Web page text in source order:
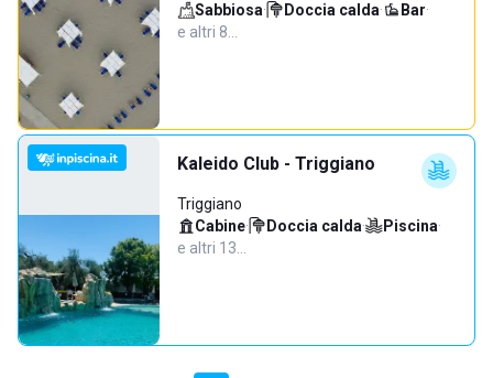
Sabbiosa· Doccia calda· Bar·
e altri 8…
Kaleido Club - Triggiano
Triggiano
Cabine· Doccia calda· Piscina·
e altri 13…